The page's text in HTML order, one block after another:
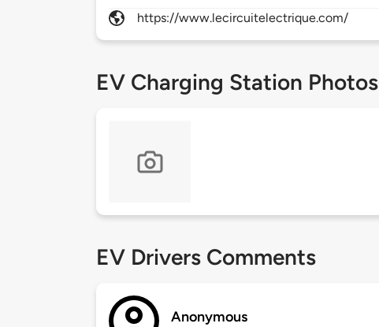
https://www.lecircuitelectrique.com/
EV Charging Station Photos
EV Drivers Comments
Anonymous